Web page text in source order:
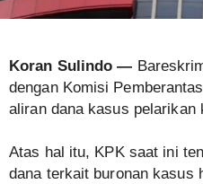
Koran Sulindo —
dengan Komisi
aliran dana kasus pelarikan
Atas hal itu, KPK saat ini
dana terkait buronan kasus